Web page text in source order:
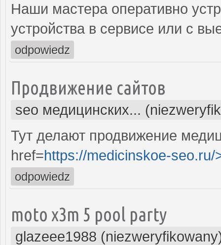
Наши мастера оперативно
устройства в сервисе или с
odpowiedz
Продвижение сайтов
seo медицинских...
Тут делают продвижение
href=https://medicinskoe-seo.ru/
odpowiedz
moto x3m 5 pool party
glazeee1988